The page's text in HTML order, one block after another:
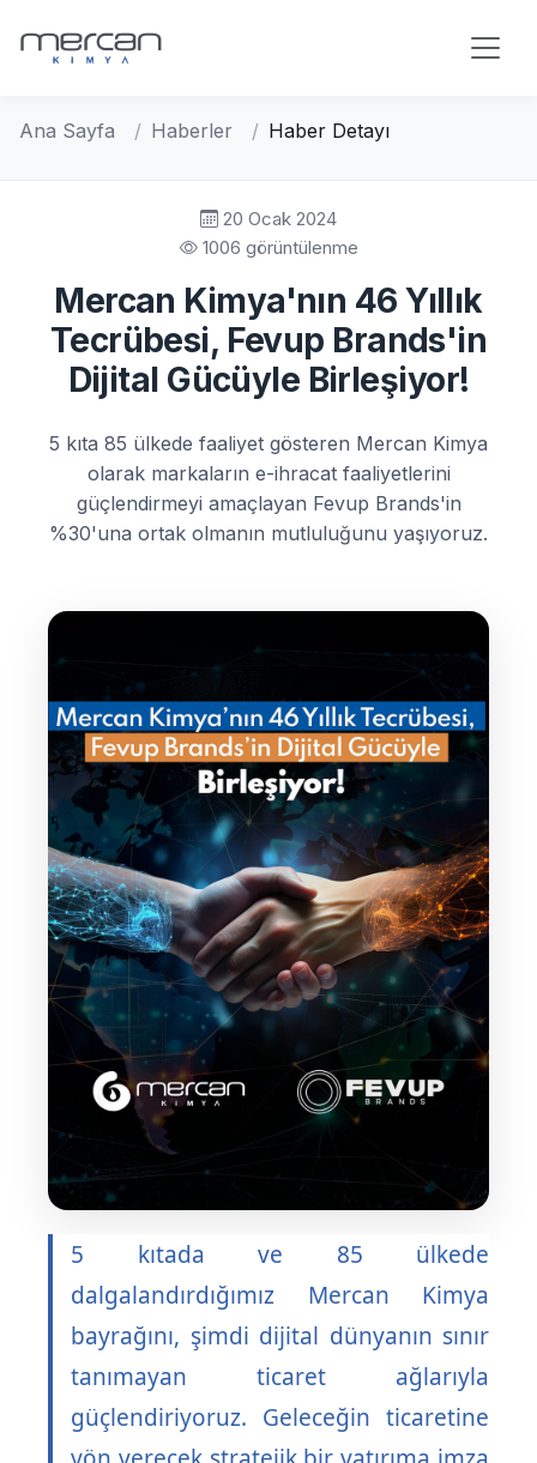
Ana Sayfa Haberler Haber Detayı
20 Ocak 2024
1006 görüntülenme
Mercan Kimya'nın 46 Yıllık
Tecrübesi, Fevup Brands'in
Dijital Gücüyle Birleşiyor!
5 kıta 85 ülkede faaliyet gösteren Mercan Kimya
olarak markaların e-ihracat faaliyetlerini
güçlendirmeyi amaçlayan Fevup Brands'in
%30'una ortak olmanın mutluluğunu yaşıyoruz.
5 kıtada ve 85 ülkede
dalgalandırdığımız Mercan Kimya
bayrağını, şimdi dijital dünyanın sınır
tanımayan ticaret ağlarıyla
güçlendiriyoruz. Geleceğin ticaretine